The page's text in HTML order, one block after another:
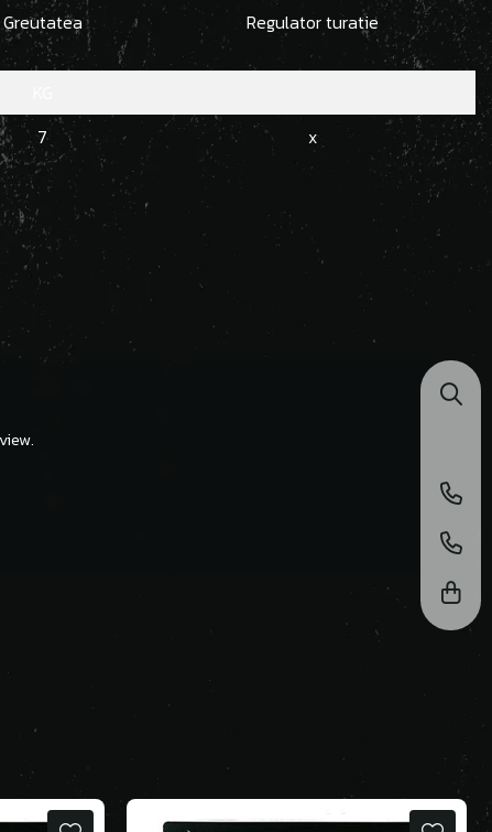
Greutatea Regulator turatie
7 x